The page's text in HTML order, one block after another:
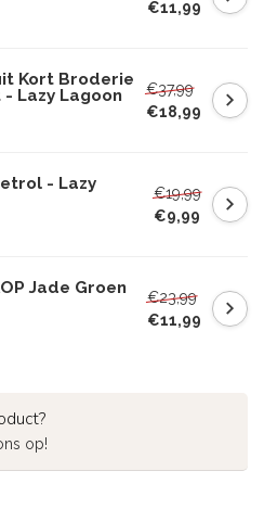
€11,99
Kort Broderie
Lazy Lagoon
€37,99
€18,99
- Lazy
€19,99
€9,99
Jade Groen
€23,99
€11,99
op!